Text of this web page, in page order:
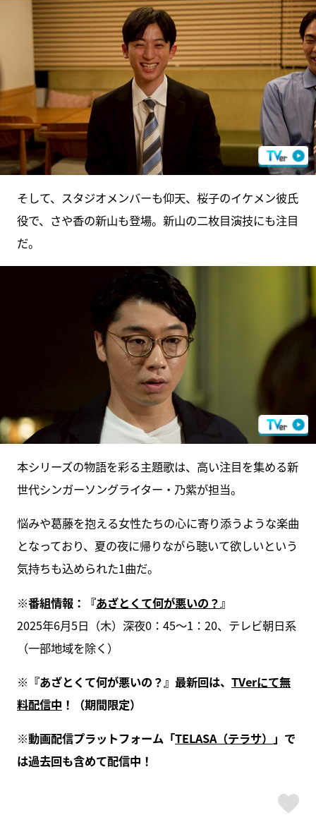
そして、スタジオメンバーも仰天、桜子のイケメン彼氏
役で、さや香の新山も登場。新山の二枚目演技にも注目
だ。
本シリーズの物語を彩る主題歌は、高い注目を集める新
世代シンガーソングライター・乃紫が担当。
悩みや葛藤を抱える女性たちの心に寄り添うような楽曲
となっており、夏の夜に帰りながら聴いて欲しいという
気持ちも込められた1曲だ。
※番組情報：『あざとくて何が悪いの？ 』
2025年6月5日（木）深夜0：45～1：20、テレビ朝日系
（一部地域を除く）
※『あざとくて何が悪いの？』最新回は、 TVerにて無
料配信中 ！（期間限定）
※動画配信プラットフォーム「TELASA（テラサ） 」で
は過去回も含めて配信中！